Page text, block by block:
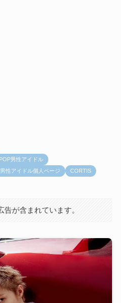
男性アイドル
性アイドル個人ページ CORTIS
が含まれています。